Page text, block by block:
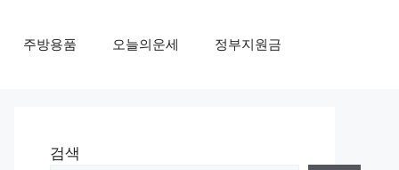
주방용품 오늘의운세 정부지원금
검색